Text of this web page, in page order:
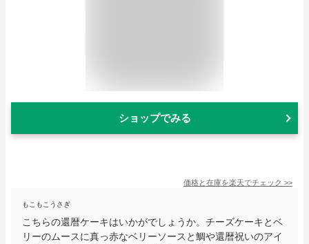
ショップでみる
価格と在庫を楽天でチェック >>
もこもこうさぎ
こちらの還暦ケーキはいかがでしょうか。チーズケーキとベ
リーのムースに真っ赤なベリーソースと鯛や還暦祝いのアイ